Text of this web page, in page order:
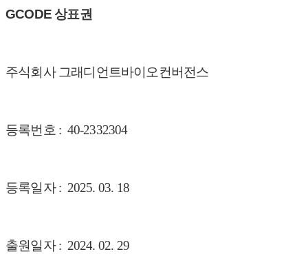
GCODE 상표권
주식회사 그래디언트바이오컨버전스
등록번호 : 40-2332304
등록일자 : 2025. 03. 18
출원일자 : 2024. 02. 29